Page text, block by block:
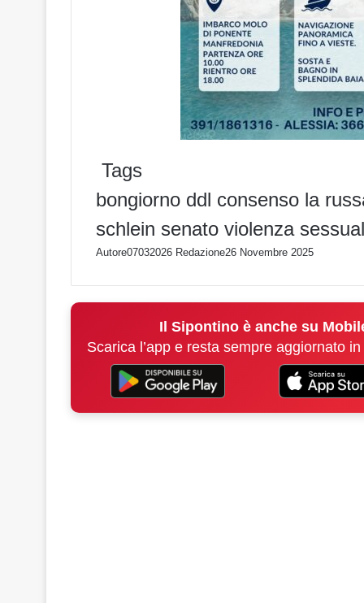
Tags
bongiorno ddl consenso la
schlein senato violenza
Autore07032026 Redazione26 Novembre 2025
Il Sipontino è anche su
Scarica l’app e resta sempre aggiornato